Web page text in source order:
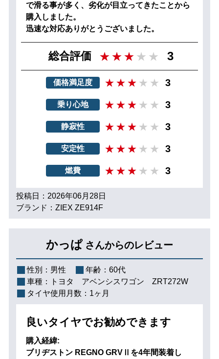
で滑る事が多く、劣化が目立ってきたことから
購入しました。
迅速な対応ありがとうございました。
総合評価 3
価格満足度 3
乗り心地 3
静寂性 3
安定性 3
燃費 3
投稿日：2026年06月28日
ブランド：ZIEX ZE914F
かっぱ さんからのレビュー
性別： 男性 年齢： 60代
車種：
トヨタ アベンシスワゴン ZRT272W
タイヤ使用月数： 1ヶ月
良いタイヤでお勧めできます
購入経緯:
ブリヂストン REGNO GRVⅡを4年間装着し